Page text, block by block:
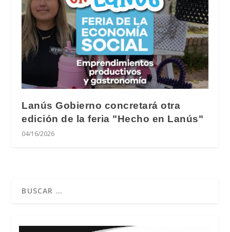
Lanús Gobierno concretará otra
edición de la feria "Hecho en Lanús"
04/16/2026